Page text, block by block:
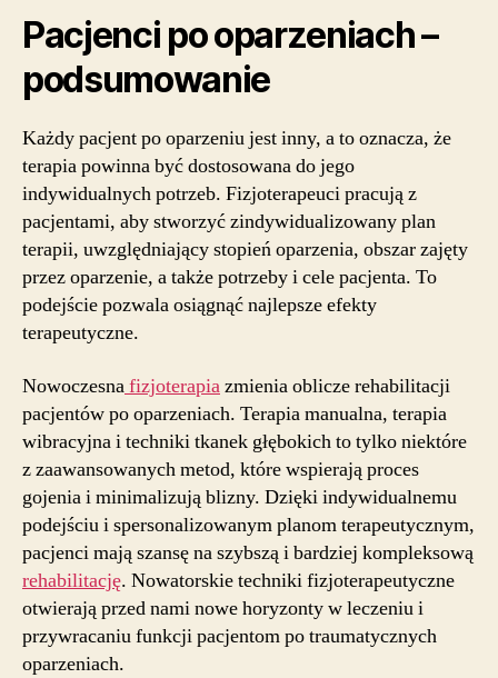
Pacjenci po oparzeniach –
podsumowanie
Każdy pacjent po oparzeniu jest inny, a to oznacza, że
terapia powinna być dostosowana do jego
indywidualnych potrzeb. Fizjoterapeuci pracują z
pacjentami, aby stworzyć zindywidualizowany plan
terapii, uwzględniający stopień oparzenia, obszar zajęty
przez oparzenie, a także potrzeby i cele pacjenta. To
podejście pozwala osiągnąć najlepsze efekty
terapeutyczne.
Nowoczesnafizjoterapiazmienia oblicze rehabilitacji
pacjentów po oparzeniach. Terapia manualna, terapia
wibracyjna i techniki tkanek głębokich to tylko niektóre
z zaawansowanych metod, które wspierają proces
gojenia i minimalizują blizny. Dzięki indywidualnemu
podejściu i spersonalizowanym planom terapeutycznym,
pacjenci mają szansę na szybszą i bardziej kompleksową
rehabilitację. Nowatorskie techniki fizjoterapeutyczne
otwierają przed nami nowe horyzonty w leczeniu i
przywracaniu funkcji pacjentom po traumatycznych
oparzeniach.